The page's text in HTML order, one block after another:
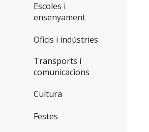
Escoles i
ensenyament
Oficis i indústries
Transports i
comunicacions
Cultura
Festes